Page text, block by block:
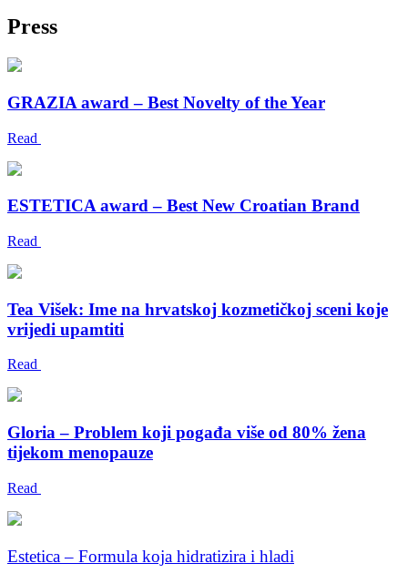
Press
GRAZIA award – Best Novelty of the Year
Read
ESTETICA award – Best New Croatian Brand
Read
Tea Višek: Ime na hrvatskoj kozmetičkoj sceni koje
vrijedi upamtiti
Read
Gloria – Problem koji pogađa više od 80% žena
tijekom menopauze
Read
Estetica – Formula koja hidratizira i hladi